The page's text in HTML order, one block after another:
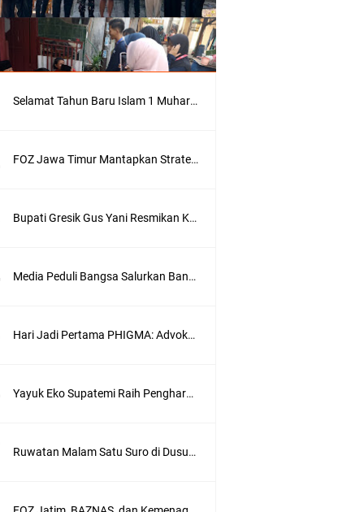
Selamat Tahun Baru Islam 1 Muharram 1448 H: Pesan Hijrah Drs. H. Husnul Aqib, M.M. untuk Negeri
FOZ Jawa Timur Mantapkan Strategi Semester II 2026, Fokus pada Penguatan SDM Amil dan Kolaborasi BerdampakNarasi
Bupati Gresik Gus Yani Resmikan Kantor Desa Sidoraharjo: Simbol Komitmen Pelayanan Publik dan Kepedulian Sosial
Media Peduli Bangsa Salurkan Bantuan Alat Bantu Jalan untuk Lansia
Hari Jadi Pertama PHIGMA: Advokat dan LBH Perkuat Soliditas di Jakarta
Yayuk Eko Supatemi Raih Penghargaan IGA Jatim, Inovasi Wayang Kulit untuk Anak Berkebutuhan Khusus
Ruwatan Malam Satu Suro di Dusun Kedungsekar Lor, Tradisi Luhur yang Terus Istiqomah